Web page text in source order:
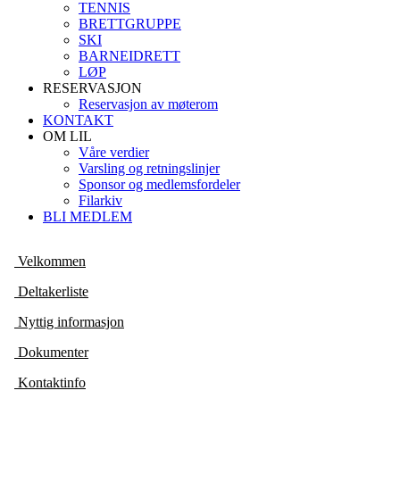
TENNIS
BRETTGRUPPE
SKI
BARNEIDRETT
LØP
RESERVASJON
Reservasjon av møterom
KONTAKT
OM LIL
Våre verdier
Varsling og retningslinjer
Sponsor og medlemsfordeler
Filarkiv
BLI MEDLEM
Velkommen
Deltakerliste
Nyttig informasjon
Dokumenter
Kontaktinfo